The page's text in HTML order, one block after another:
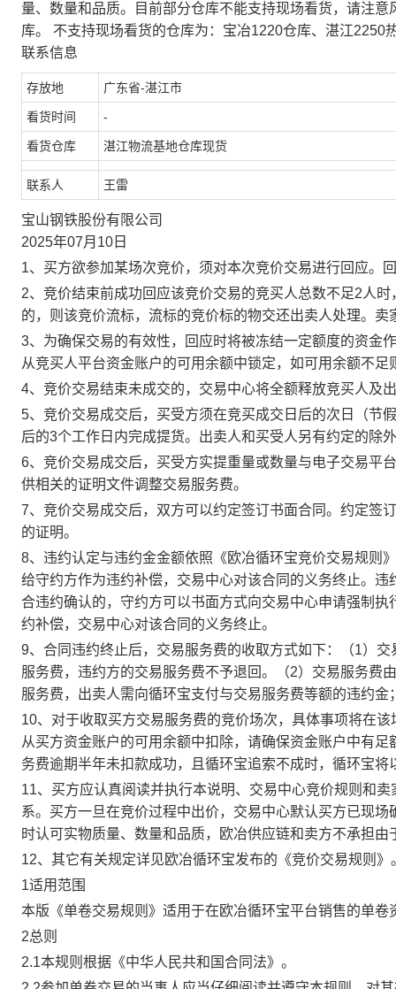
量、数量和品质。目前部分仓库不能支持现场看货，请注
库。 不支持现场看货的仓库为：宝冶1220仓库、湛江2250
联系信息
存放地 广东省-湛江市
看货时间 -
看货仓库 湛江物流基地仓库现货
联系人 王雷
宝山钢铁股份有限公司
2025年07月10日
1、买方欲参加某场次竞价，须对本次竞价交易进行回应。
2、竞价结束前成功回应该竞价交易的竞买人总数不足2人
的，则该竞价流标，流标的竞价标的物交还出卖人处理。
3、为确保交易的有效性，回应时将被冻结一定额度的资金
从竞买人平台资金账户的可用余额中锁定，如可用余额不足
4、竞价交易结束未成交的，交易中心将全额释放竞买人及
5、竞价交易成交后，买受方须在竞买成交日后的次日（节
后的3个工作日内完成提货。出卖人和买受人另有约定的除
6、竞价交易成交后，买受方实提重量或数量与电子交易平
供相关的证明文件调整交易服务费。
7、竞价交易成交后，双方可以约定签订书面合同。约定签
的证明。
8、违约认定与违约金金额依照《欧冶循环宝竞价交易规则
给守约方作为违约补偿，交易中心对该合同的义务终止。
合违约确认的，守约方可以书面方式向交易中心申请强制
约补偿，交易中心对该合同的义务终止。
9、合同违约终止后，交易服务费的收取方式如下：（1）
服务费，违约方的交易服务费不予退回。（2）交易服务费
服务费，出卖人需向循环宝支付与交易服务费等额的违约
10、对于收取买方交易服务费的竞价场次，具体事项将在
从买方资金账户的可用余额中扣除，请确保资金账户中有
务费逾期半年未扣款成功，且循环宝追索不成时，循环宝将
11、买方应认真阅读并执行本说明、交易中心竞价规则和
系。买方一旦在竞价过程中出价，交易中心默认买方已现
时认可实物质量、数量和品质，欧冶供应链和卖方不承担由
12、其它有关规定详见欧冶循环宝发布的《竞价交易规则》
1适用范围
本版《单卷交易规则》适用于在欧冶循环宝平台销售的单卷
2总则
2.1本规则根据《中华人民共和国合同法》。